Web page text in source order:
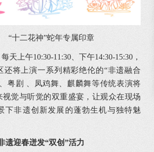
“十二花神”蛇年专属印章
天上午10:30-11:30、下午14:30-15:30，
还将上演一系列精彩绝伦的“非遗融合
粤剧 、凤鸡舞、麒麟舞等传统表演将
视觉与听觉的双重盛宴，让观众在现场
下非遗创新发展的蓬勃生机与独特魅
遗迎春迸发“双创”活力